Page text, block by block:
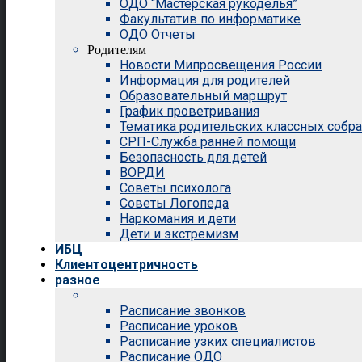
ОДО “Мастерская рукоделья”
Факультатив по информатике
ОДО Отчеты
Родителям
Новости Мипросвещения России
Информация для родителей
Образовательный маршрут
График проветривания
Тематика родительских классных
СРП-Служба ранней помощи
Безопасность для детей
ВОРДИ
Советы психолога
Советы Логопеда
Наркомания и дети
Дети и экстремизм
ИБЦ
Клиентоцентричность
разное
Расписание звонков
Расписание уроков
Расписание узких специалистов
Расписание ОДО